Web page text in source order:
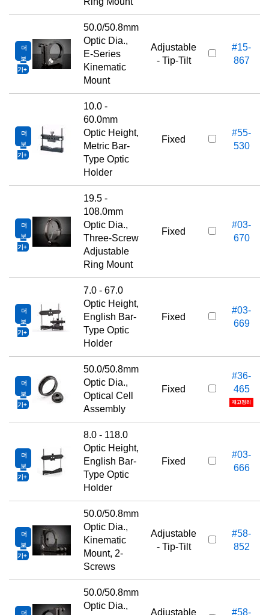
더
보
기
50.0/50.8mm
Optic Dia.,
E-Series
Kinematic
Mount
Adjustable
- Tip-Tilt
#15-
867
더
보
기
10.0 -
60.0mm
Optic Height,
Metric Bar-
Type Optic
Holder
Fixed
#55-
530
더
보
기
19.5 -
108.0mm
Optic Dia.,
Three-Screw
Adjustable
Ring Mount
Fixed
#03-
670
더
보
기
7.0 - 67.0
Optic Height,
English Bar-
Type Optic
Holder
Fixed
#03-
669
더
보
기
50.0/50.8mm
Optic Dia.,
Optical Cell
Assembly
Fixed
#36-
465
재고정리
더
보
기
8.0 - 118.0
Optic Height,
English Bar-
Type Optic
Holder
Fixed
#03-
666
더
보
기
50.0/50.8mm
Optic Dia.,
Kinematic
Mount, 2-
Screws
Adjustable
- Tip-Tilt
#58-
852
더
50.0/50.8mm
Optic Dia.,
Adjustable #58-